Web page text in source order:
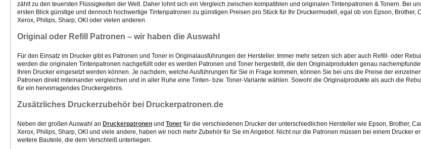
zählt zu den teuersten Flüssigkeiten der Welt. Daher lohnt sich ein Vergleich zwischen kompatiblen und originalen Tintenpatronen & Tonern. Bei
ersten Blick günstige und dennoch hochwertige Tintenpatronen zu günstigen Preisen pro Stück für Ihr Druckermodell, egal ob von Epson, Brother,
Xerox, Philips, Sharp, OKI oder vielen anderen.
Original oder Refill Patronen – wir haben die Auswahl
Für den Einsatz im Drucker gibt es Patronen und Toner in Originalausführungen der Hersteller. Immer mehr setzen sich aber auch Refill- oder
werden die originalen Tintenpatronen nachgefüllt oder es werden Patronen und Toner hergestellt, die den Originalprodukten genau
Ihren Drucker eingesetzt werden können. Je nachdem, welche Ausführungen für Sie in Frage kommen, können Sie bei uns die Preise der
Patronen direkt miteinander vergleichen und in aller Ruhe eine Tinten- bzw. Toner-Variante wählen. Sowohl die Originalprodukte als auch die
für ein hervorragendes Druckergebnis.
Zusätzliches Druckerzubehör bei Druckerpatronen.de
Neben der großen Auswahl an Druckerpatronen und Toner für die verschiedenen Drucker der unterschiedlichen Hersteller wie Epson, Brother,
Xerox, Philips, Sharp, OKI und viele andere, haben wir noch mehr Zubehör für Sie im Angebot. Nicht nur die Patronen müssen bei einem Drucker
weitere Bauteile, die dem Verschleiß unterliegen.